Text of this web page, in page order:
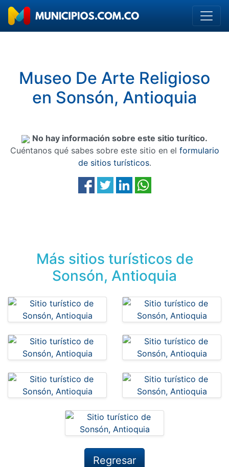
Museo De Arte Religioso
en Sonsón, Antioquia
No hay información sobre este sitio turítico.
Cuéntanos qué sabes sobre este sitio en el formulario
de sitios turísticos.
Más sitios turísticos de
Sonsón, Antioquia
Regresar